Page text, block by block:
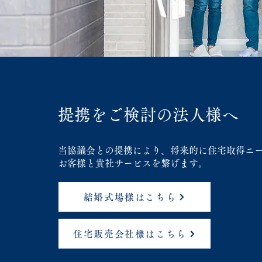
提携をご検討の法人様へ
当協議会との提携により、将来的に住宅取得ニ
お客様と貴社サービスを繋げます。
結婚式場様はこちら
住宅販売会社様はこちら